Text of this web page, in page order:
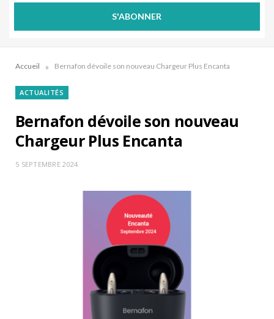
S'ABONNER
Accueil » Bernafon dévoile son nouveau Chargeur Plus Encanta
ACTUALITÉS
Bernafon dévoile son nouveau
Chargeur Plus Encanta
5 SEPTEMBRE 2024